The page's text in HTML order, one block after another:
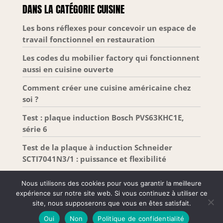
et assurent une
rangement, est composé de panneaux de
particules (aggloméré) d'une épaisseur de 16 mm.
durent dans le temps. FACILITÉ D'INSTALLATION :
Tous les éléments sont pré-percés et vous recevez
un colis unique pour chaque meuble où tout est
inclus. L'installation des meubles est facile et
rapide grâce à notre notice simple et intuitive.
DANS LA CATÉGORIE CUISINE
Les bons réflexes pour concevoir un espace de
travail fonctionnel en restauration
Les codes du mobilier factory qui fonctionnent
aussi en cuisine ouverte
Comment créer une cuisine américaine chez
soi ?
Test : plaque induction Bosch PVS63KHC1E,
série 6
Test de la plaque à induction Schneider
SCTI7041N3/1 : puissance et flexibilité
Tous droits réservés –Mentions Légales -Plan de
site-Contact
Nous utilisons des cookies pour vous garantir la meilleure
expérience sur notre site web. Si vous continuez à utiliser ce
site, nous supposerons que vous en êtes satisfait.
Oui
Non Politique de confidentialité